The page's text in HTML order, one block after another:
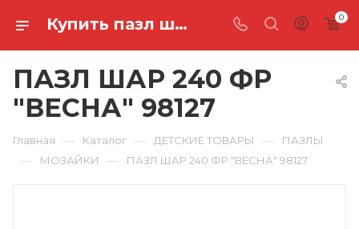
Купить пазл шар 240 фр "весна" 98127 в Ростове-на-Дону 0
ПАЗЛ ШАР 240 ФР
"ВЕСНА" 98127
Главная — Каталог — ДЕТСКИЕ ТОВАРЫ — ПАЗЛЫ
— МОЗАЙКИ — ПАЗЛ ШАР 240 ФР "ВЕСНА" 98127